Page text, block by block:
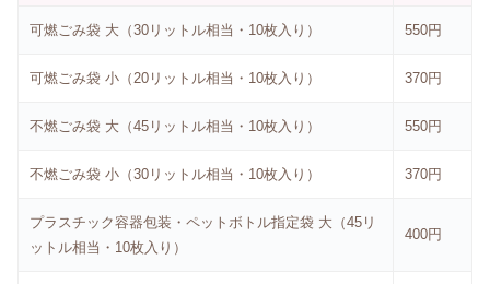
可燃ごみ袋 大（30リットル相当・10枚入り） 550円
可燃ごみ袋 小（20リットル相当・10枚入り） 370円
不燃ごみ袋 大（45リットル相当・10枚入り） 550円
不燃ごみ袋 小（30リットル相当・10枚入り） 370円
プラスチック容器包装・ペットボトル指定袋 大（45リ
ットル相当・10枚入り）
400円